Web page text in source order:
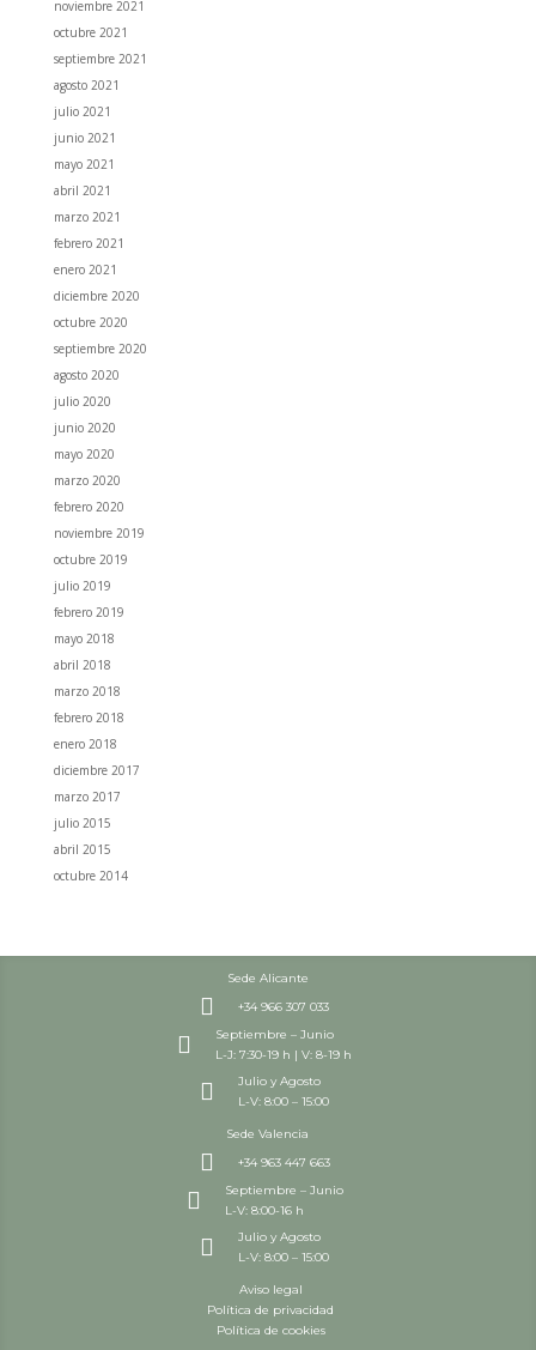
noviembre 2021
octubre 2021
septiembre 2021
agosto 2021
julio 2021
junio 2021
mayo 2021
abril 2021
marzo 2021
febrero 2021
enero 2021
diciembre 2020
octubre 2020
septiembre 2020
agosto 2020
julio 2020
junio 2020
mayo 2020
marzo 2020
febrero 2020
noviembre 2019
octubre 2019
julio 2019
febrero 2019
mayo 2018
abril 2018
marzo 2018
febrero 2018
enero 2018
diciembre 2017
marzo 2017
julio 2015
abril 2015
octubre 2014
Sede Alicante
 +34 966 307 033

Septiembre – Junio
L-J: 7:30-19 h | V: 8-19 h

Julio y Agosto
L-V: 8:00 – 15:00
Sede Valencia
 +34 963 447 663

Septiembre – Junio
L-V: 8:00-16 h

Julio y Agosto
L-V: 8:00 – 15:00
Aviso legal
Política de privacidad
Política de cookies